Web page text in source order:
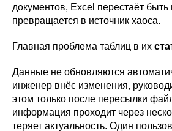
документов, Excel перестаёт
превращается в источник хаоса.
Главная проблема таблиц в их
Данные не обновляются
инженер внёс изменения,
этом только после пересылки
информация проходит через
теряет актуальность. Один